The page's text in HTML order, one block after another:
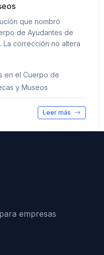
que nombró
de Ayudantes de
La corrección no altera
en el Cuerpo de
y Museos
Leer más
empresas